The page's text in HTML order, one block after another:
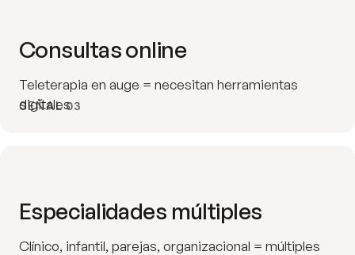
SEÑAL 03
Consultas online
Teleterapia en auge = necesitan herramientas
digitales
Especialidades múltiples
Clínico, infantil, parejas, organizacional = múltiples